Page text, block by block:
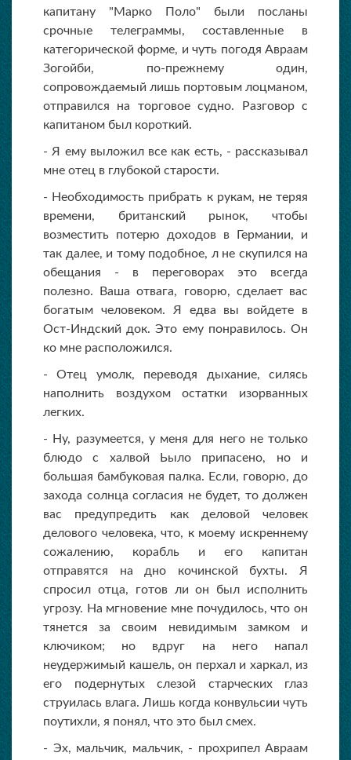
капитану "Марко Поло" были посланы
срочные телеграммы, составленные в
категорической форме, и чуть погодя Авраам
Зогойби, по-прежнему один,
сопровождаемый лишь портовым лоцманом,
отправился на торговое судно. Разговор с
капитаном был короткий.
- Я ему выложил все как есть, - рассказывал
мне отец в глубокой старости.
- Необходимость прибрать к рукам, не теряя
времени, британский рынок, чтобы
возместить потерю доходов в Германии, и
так далее, и тому подобное, л не скупился на
обещания - в переговорах это всегда
полезно. Ваша отвага, говорю, сделает вас
богатым человеком. Я едва вы войдете в
Ост-Индский док. Это ему понравилось. Он
ко мне расположился.
- Отец умолк, переводя дыхание, силясь
наполнить воздухом остатки изорванных
легких.
- Ну, разумеется, у меня для него не только
блюдо с халвой Ьыло припасено, но и
большая бамбуковая палка. Если, говорю, до
захода солнца согласия не будет, то должен
вас предупредить как деловой человек
делового человека, что, к моему искреннему
сожалению, корабль и его капитан
отправятся на дно кочинской бухты. Я
спросил отца, готов ли он был исполнить
угрозу. На мгновение мне почудилось, что он
тянется за своим невидимым замком и
ключиком; но вдруг на него напал
неудержимый кашель, он перхал и харкал, из
его подернутых слезой старческих глаз
струилась влага. Лишь когда конвульсии чуть
поутихли, я понял, что это был смех.
- Эх, мальчик, мальчик, - прохрипел Авраам